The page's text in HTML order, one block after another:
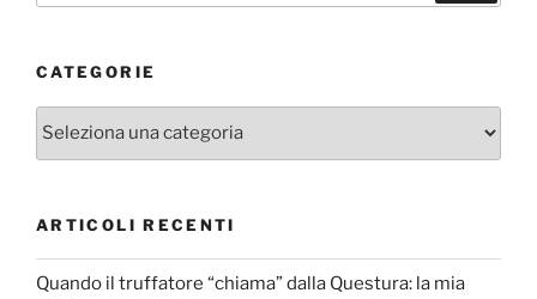
CATEGORIE
Categorie
ARTICOLI RECENTI
Quando il truffatore “chiama” dalla Questura: la mia